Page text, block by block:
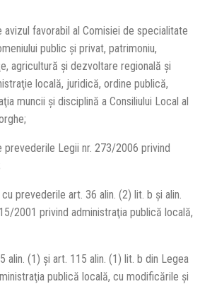
favorabil al Comisiei de specialitate
public şi privat, patrimoniu,
agricultură şi dezvoltare regională şi
locală, juridică, ordine publică,
muncii şi disciplină a Consiliului Local al
Legii nr. 273/2006 privind
art. 36 alin. (2) lit. b şi alin.
2001 privind administraţia publică locală,
(1) şi art. 115 alin. (1) lit. b din Legea
publică locală, cu modificările şi